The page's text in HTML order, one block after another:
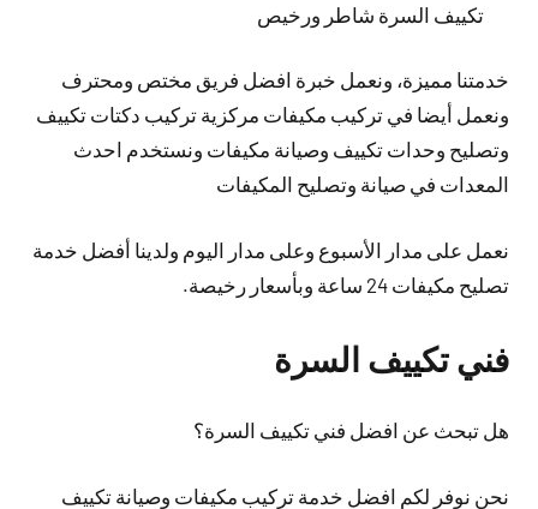
تكييف السرة شاطر ورخيص
خدمتنا مميزة، ونعمل خبرة افضل فريق مختص ومحترف
ونعمل أيضا في تركيب مكيفات مركزية تركيب دكتات تكييف
وتصليح وحدات تكييف وصيانة مكيفات ونستخدم احدث
المعدات في صيانة وتصليح المكيفات
نعمل على مدار الأسبوع وعلى مدار اليوم ولدينا أفضل خدمة
تصليح مكيفات 24 ساعة وبأسعار رخيصة.
فني تكييف السرة
هل تبحث عن افضل فني تكييف السرة؟
نحن نوفر لكم افضل خدمة تركيب مكيفات وصيانة تكييف